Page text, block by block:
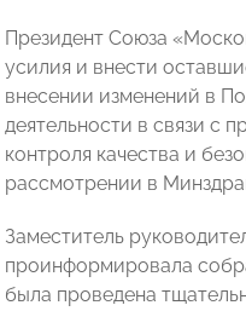
Президент Союза
усилия и внести
внесении изменений в
деятельности в связи с
контроля качества и
рассмотрении в
Заместитель
проинформировала
была проведена